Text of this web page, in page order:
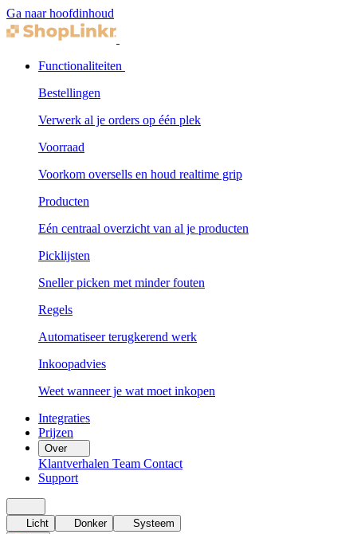
Ga naar hoofdinhoud
Functionaliteiten
Bestellingen
Verwerk al je orders op één plek
Voorraad
Voorkom oversells en houd realtime grip
Producten
Eén centraal overzicht van al je producten
Picklijsten
Sneller picken met minder fouten
Regels
Automatiseer terugkerend werk
Inkoopadvies
Weet wanneer je wat moet inkopen
Integraties
Prijzen
Over
Klantverhalen Team Contact
Support
Licht Donker Systeem